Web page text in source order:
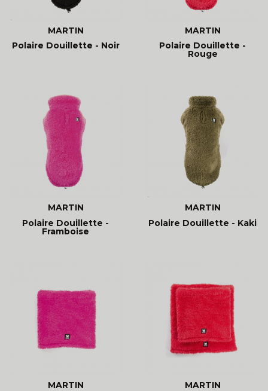
MARTIN
Polaire Douillette - Noir
MARTIN
Polaire Douillette -
Rouge
MARTIN
Polaire Douillette -
Framboise
MARTIN
Polaire Douillette - Kaki
MARTIN
MARTIN